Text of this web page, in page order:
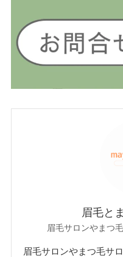
眉毛と
眉毛サロンやまつ
眉毛サロンやまつ毛サ